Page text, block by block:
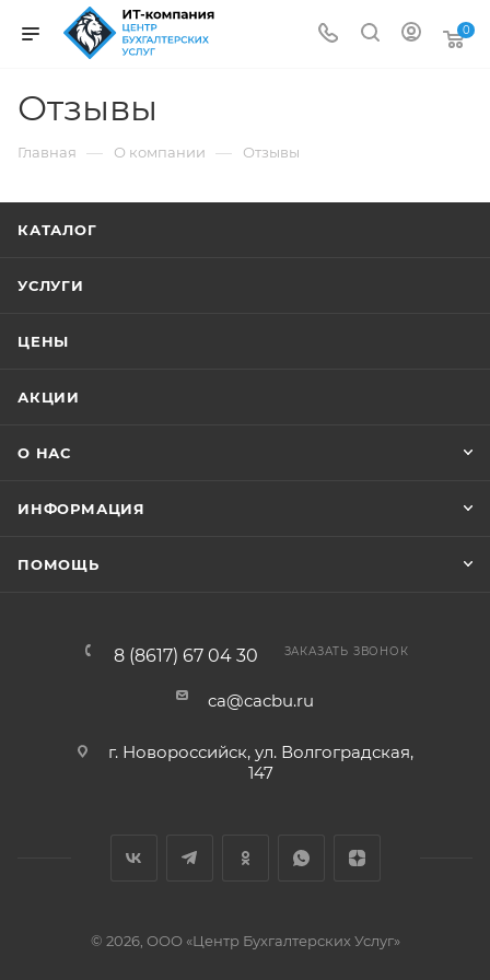
0
Отзывы
Главная — О компании — Отзывы
КАТАЛОГ
УСЛУГИ
ЦЕНЫ
АКЦИИ
О НАС
ИНФОРМАЦИЯ
ПОМОЩЬ
8 (8617) 67 04 30 ЗАКАЗАТЬ ЗВОНОК
ca@cacbu.ru
г. Новороссийск, ул. Волгоградская,
147
© 2026, ООО «Центр Бухгалтерских Услуг»